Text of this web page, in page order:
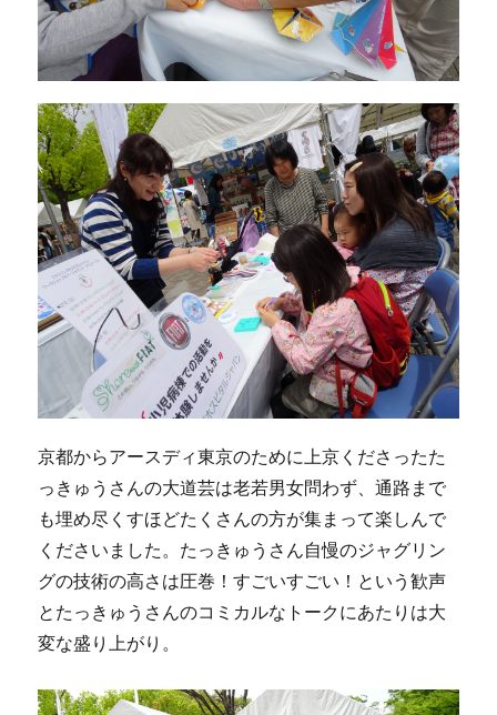
京都からアースディ東京のために上京くださったた
っきゅうさんの大道芸は老若男女問わず、通路まで
も埋め尽くすほどたくさんの方が集まって楽しんで
くださいました。たっきゅうさん自慢のジャグリン
グの技術の高さは圧巻！すごいすごい！という歓声
とたっきゅうさんのコミカルなトークにあたりは大
変な盛り上がり。